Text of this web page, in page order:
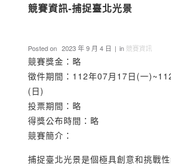
競賽資訊-捕捉臺北光景
Posted on 2023 年 9 月 4 日 in 競賽資訊
競賽獎金：略
徵件期間：112年07月17日(一
(日)
投票期間：略
得獎公布時間：略
競賽簡介：
捕捉臺北光景是個極具創意和挑戰